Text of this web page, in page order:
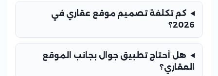
كم تكلفة تصميم موقع عقاري في
2026؟
هل أحتاج تطبيق جوال بجانب الموقع
العقاري؟